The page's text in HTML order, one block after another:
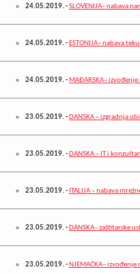
24.05.2019.-SLOVENIJA– nabava
24.05.2019.- ESTONIJA– nabava
24.05.2019.- MAĐARSKA–
23.05.2019.- DANSKA – izgradnja
23.05.2019.- DANSKA – IT i
23.05.2019.- ITALIJA – nabava
23.05.2019.- DANSKA– zaštitarske
23.05.2019.- NJEMAČKA–